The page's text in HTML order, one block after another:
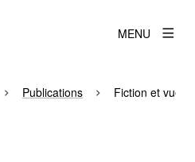
MENU
Publications Fiction et vues